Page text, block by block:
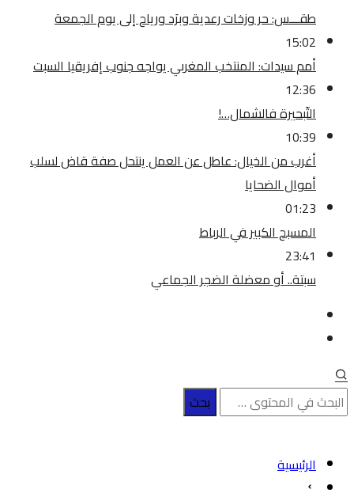
طقـــس: حر وزخات رعدية وبرَد ورياح إلى يوم الجمعة
15:02
أمم سيدات: المنتخب المغربي يواجه جنوب إفريقيا السبت
12:36
التّبحيرة فالشمال…!
10:39
أغرب من الخيال: عاطل عن العمل ينتحل صفة قاض لسلب
أموال الضحايا
01:23
المسبح الكبير في الرباط
23:41
سبتة.. أو معضلة الضجر الجماعي
الرئيسية